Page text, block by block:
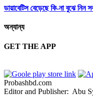
ডায়াবেটিস বেড়েছে কি-না বুঝে নিন
অন্যান্য
GET THE APP
Probashbd.com
Editor and Publisher: Abu